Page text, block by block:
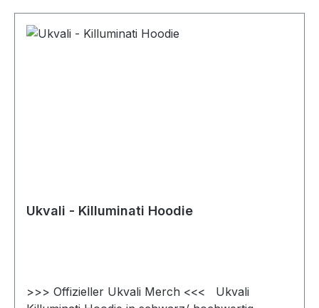
Ukvali - Killuminati Hoodie
>>> Offizieller Ukvali Merch <<< Ukvali